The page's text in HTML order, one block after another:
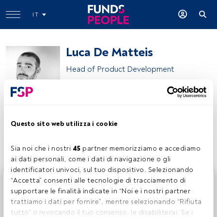
Questo sito web utilizza i cookie
Sia noi che i nostri 45 partner memorizziamo e accediamo
ai dati personali, come i dati di navigazione o gli
identificatori univoci, sul tuo dispositivo. Selezionando
“Accetta” consenti alle tecnologie di tracciamento di
supportare le finalità indicate in “Noi e i nostri partner
trattiamo i dati per fornire”, mentre selezionando “Rifiuta
tutto” o revocando il tuo consenso, le disabiliterai. Se i
IT
Luca De Matteis
Head of Product Development
Condividi:
Questo è un articolo riservato agli utenti FundsPeople. Se
sei già registrato, accedi tramite il pulsante Login. Se non
hai ancora un account, ti invitiamo a registrarti per scoprire
tutti i contenuti che FundsPeople ha da offrire.